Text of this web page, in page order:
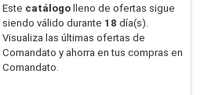
Este catálogo lleno de ofertas sigue
siendo válido durante 18 día(s).
Visualiza las últimas ofertas de
Comandato y ahorra en tus compras en
Comandato.